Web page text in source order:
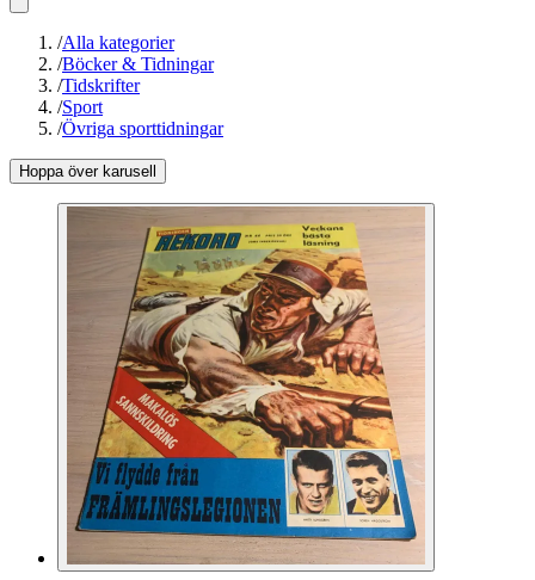
/Alla kategorier
/Böcker & Tidningar
/Tidskrifter
/Sport
/Övriga sporttidningar
Hoppa över karusell